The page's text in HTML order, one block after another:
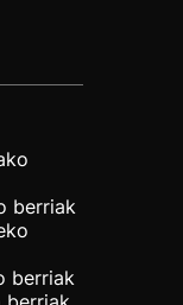
berriak
berriak